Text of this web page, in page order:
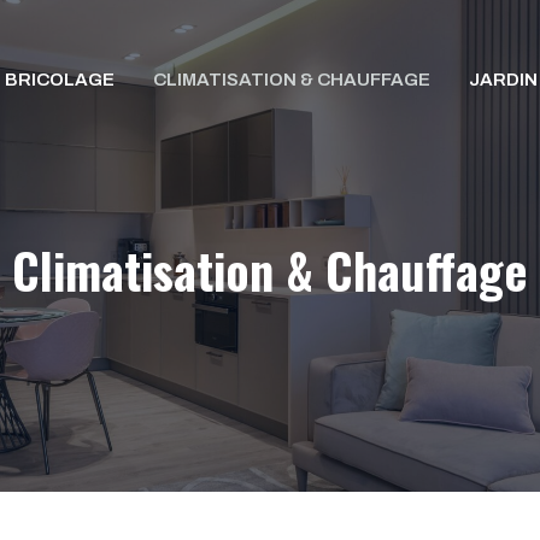
BRICOLAGE CLIMATISATION & CHAUFFAGE
Climatisation & Chauffage